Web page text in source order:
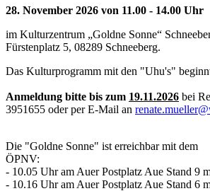
28. November 2026 von 11.00 - 14.00 Uhr
im Kulturzentrum „Goldne Sonne“
Fürstenplatz 5, 08289 Schneeberg.
Das Kulturprogramm mit den "Uhu's"
Anmeldung bitte bis zum 19.11.2026 bei
3951655 oder per E-Mail an
Die "Goldne Sonne" ist erreichbar mit dem
ÖPNV:
- 10.05 Uhr am Auer Postplatz Aue Stand 9
- 10.16 Uhr am Auer Postplatz Aue Stand 6